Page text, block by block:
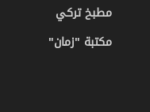
مطبخ تركي
مكتبة "زمان"